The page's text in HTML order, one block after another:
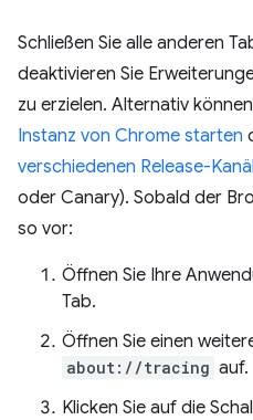
Schließen Sie alle anderen
deaktivieren Sie
zu erzielen. Alternativ
Instanz von Chrome starten
verschiedenen Release-
oder Canary). Sobald der
so vor:
Öffnen Sie Ihre
Tab.
Öffnen Sie einen
about://tracing auf.
Klicken Sie auf die